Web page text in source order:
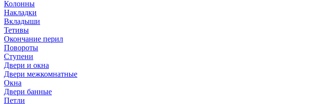
Колонны
Накладки
Вкладыши
Тетивы
Окончание перил
Повороты
Ступени
Двери и окна
Двери межкомнатные
Окна
Двери банные
Петли